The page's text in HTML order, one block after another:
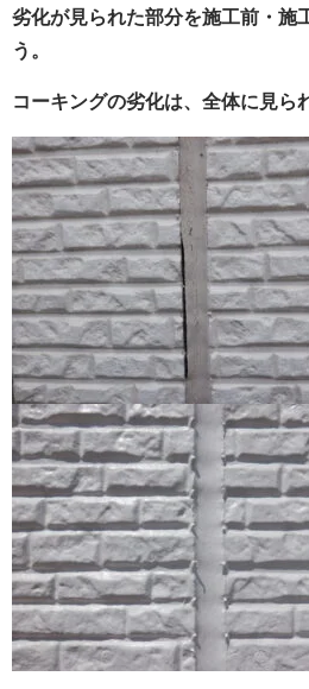
劣化が見られた部分を施工前・施
う。
コーキングの劣化は、全体に見ら